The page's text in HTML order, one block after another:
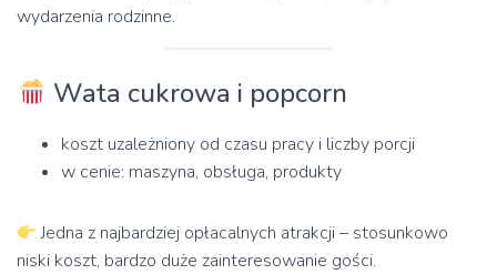
wydarzenia rodzinne.
Wata cukrowa i popcorn
koszt uzależniony od czasu pracy i liczby porcji
w cenie: maszyna, obsługa, produkty
Jedna z najbardziej opłacalnych atrakcji – stosunkowo
niski koszt, bardzo duże zainteresowanie gości.